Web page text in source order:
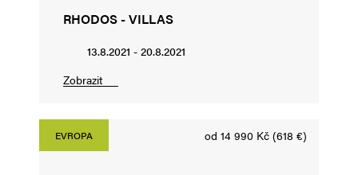
RHODOS - VILLAS
13.8.2021 - 20.8.2021
Zobrazit
EVROPA od 14 990 Kč (618 €)